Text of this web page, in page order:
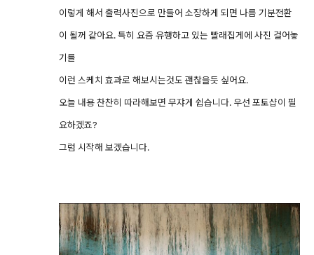
이렇게 해서 출력사진으로 만들어 소장하게 되면 나름 기분전환
이 될꺼 같아요. 특히 요즘 유행하고 있는 빨래집게에 사진 걸어놓
기를
이런 스케치 효과로 해보시는것도 괜찮을듯 싶어요.
오늘 내용 찬찬히 따라해보면 무쟈게 쉽습니다. 우선 포토샵이 필
요하겠죠?
그럼 시작해 보겠습니다.